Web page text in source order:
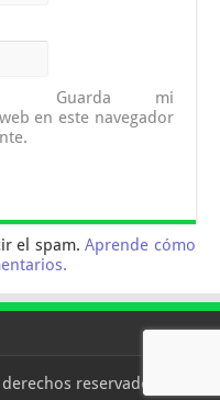
Guarda mi
en este navegador
el spam.Aprende cómo
reservados